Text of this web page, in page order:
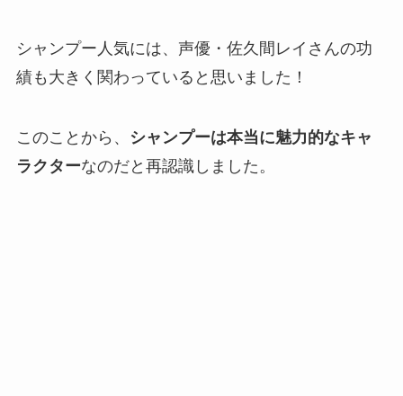
シャンプー人気には、声優・佐久間レイさんの功
績も大きく関わっていると思いました！
このことから、
シャンプーは本当に魅力的なキャ
ラクターなのだと再認識しました。